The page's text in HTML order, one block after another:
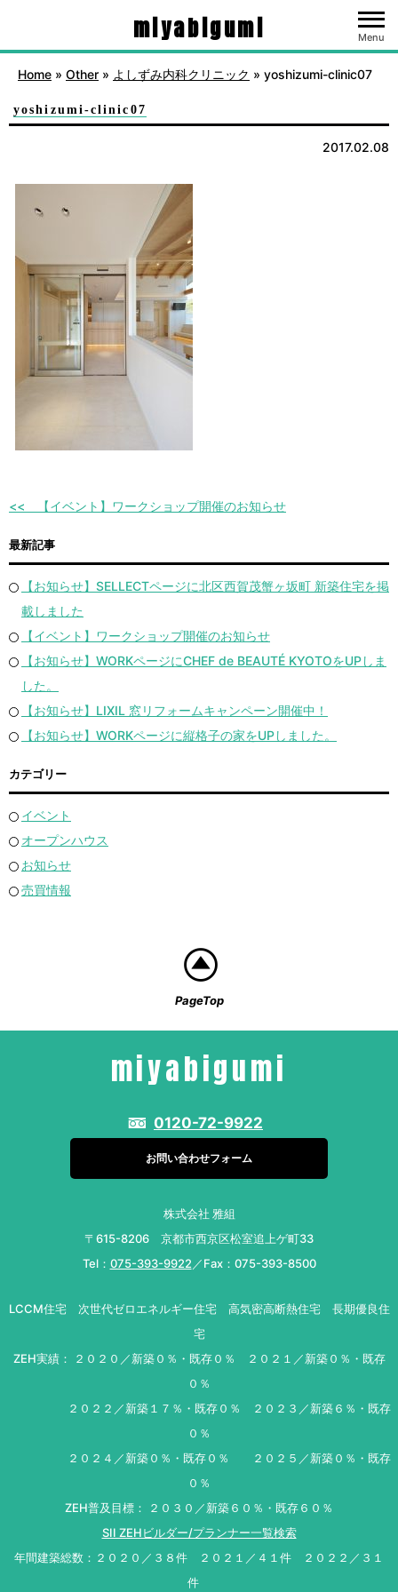
miyabigumi Menu
Home » Other » よしずみ内科クリニック » yoshizumi-clinic07
yoshizumi-clinic07
2017.02.08
【イベント】ワークショップ開催のお知らせ
最新記事
【お知らせ】SELLECTページに北区西賀茂蟹ヶ坂町 新築住宅を掲
載しました
【イベント】ワークショップ開催のお知らせ
【お知らせ】WORKページにCHEF de BEAUTÉ KYOTOをUPしま
した。
【お知らせ】LIXIL 窓リフォームキャンペーン開催中！
【お知らせ】WORKページに縦格子の家をUPしました。
カテゴリー
イベント
オープンハウス
お知らせ
売買情報
PageTop
miyabigumi
0120-72-9922
お問い合わせフォーム
株式会社 雅組
〒615-8206 京都市西京区松室追上ゲ町33
Tel： 075-393-9922 ／Fax：075-393-8500
LCCM住宅 次世代ゼロエネルギー住宅 高気密高断熱住宅 長期優良住
宅
ZEH実績： ２０２０／新築０％・既存０％ ２０２１／新築０％・既存
０％
２０２２／新築１７％・既存０％ ２０２３／新築６％・既存
０％
２０２４／新築０％・既存０％ ２０２５／新築０％・既存
０％
ZEH普及目標： ２０３０／新築６０％・既存６０％
SII ZEHビルダー/プランナー一覧検索
年間建築総数：２０２０／３８件 ２０２１／４１件 ２０２２／３１
件